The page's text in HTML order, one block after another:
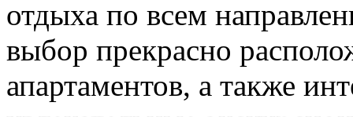
отдыха по всем
выбор прекрасно
апартаментов, а также